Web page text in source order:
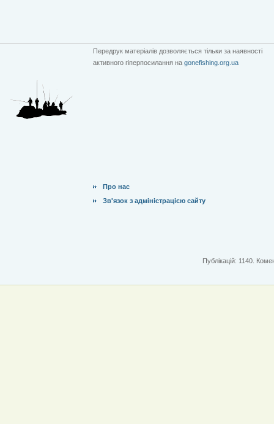
Передрук матеріалів дозволяється тільки за наявності
активного гіперпосилання на gonefishing.org.ua
Про нас
Зв'язок з адміністрацією сайту
Публікацій: 1140.